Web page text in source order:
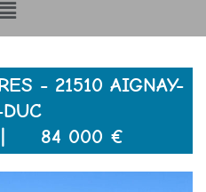
- 21510 AIGNAY-
| 84 000 €